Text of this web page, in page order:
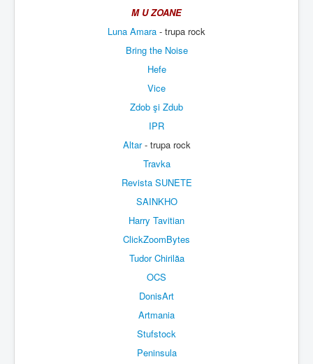
M U ZOANE
Luna Amara - trupa rock
Bring the Noise
Hefe
Vice
Zdob şi Zdub
IPR
Altar- trupa rock
Travka
Revista SUNETE
SAINKHO
Harry Tavitian
ClickZoomBytes
Tudor Chirilăa
OCS
DonisArt
Artmania
Stufstock
Peninsula